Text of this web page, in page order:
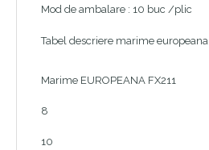
Mod de ambalare : 10 buc /plic
Tabel descriere marime europeana
Marime EUROPEANA FX211
8
10